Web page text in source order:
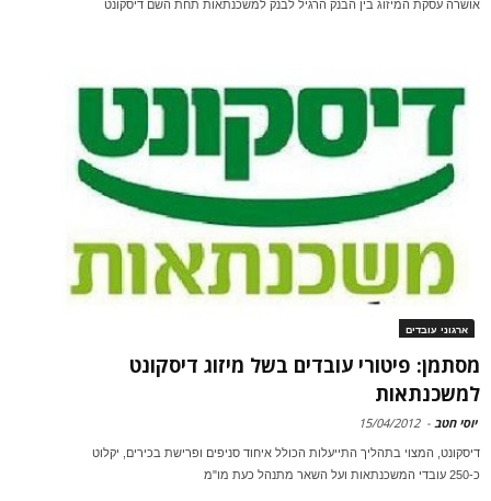
אושרה עסקת המיזוג בין הבנק הרגיל לבנק למשכנתאות תחת השם דיסקונט
ארגוני עובדים
מסתמן: פיטורי עובדים בשל מיזוג דיסקונט
למשכנתאות
יוסי חטב -
15/04/2012
דיסקונט, המצוי בתהליך התייעלות הכולל איחוד סניפים ופרישת בכירים, יקלוט
כ-250 עובדי המשכנתאות ועל השאר מתנהל כעת מו"מ